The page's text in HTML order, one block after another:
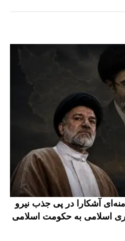
آشکارا در پی جذب نیرو
اسلامی به حکومت اسلامی